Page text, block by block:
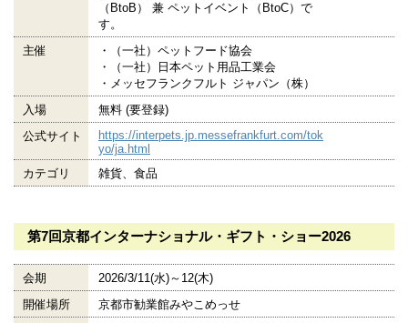
（BtoB） 兼 ペットイベント（BtoC）で
す。
主催
・（一社）ペットフード協会
・（一社）日本ペット用品工業会
・メッセフランクフルト ジャパン（株）
入場
無料 (要登録)
公式サイト
https://interpets.jp.messefrankfurt.com/tok
yo/ja.html
カテゴリ
雑貨、食品
第7回京都インターナショナル・ギフト・ショー2026
会期
2026/3/11(水)～12(木)
開催場所
京都市勧業館みやこめっせ